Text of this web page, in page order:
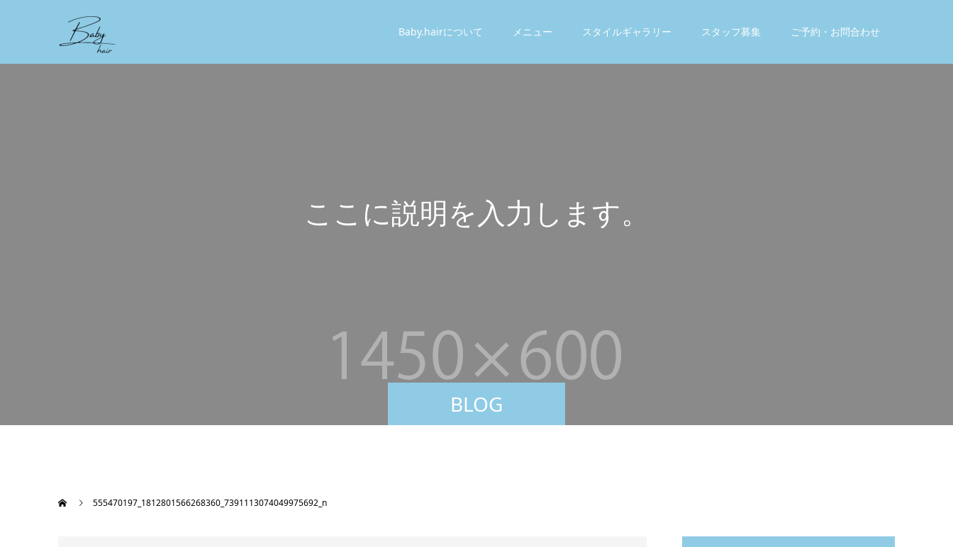
Baby.hairについて メニュー スタイルギャラリー スタッフ募集 ご予約・お問合わせ
BLOG
こ こ に説明を入力 し ます。
555470197_1812801566268360_7391113074049975692_n